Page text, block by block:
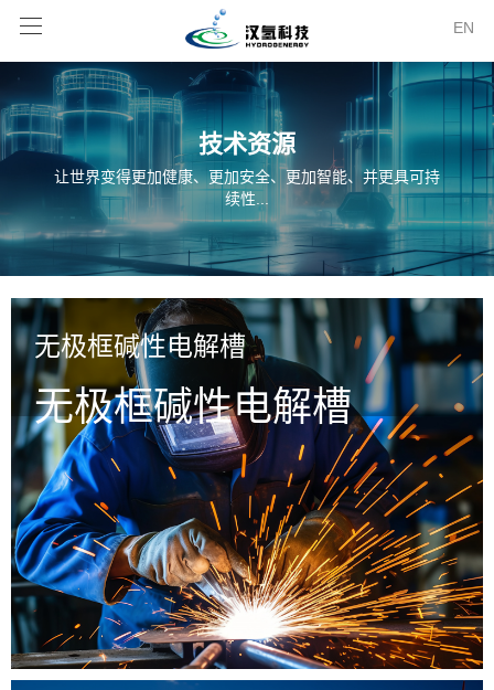
EN
技术资源
让世界变得更加健康、更加安全、更加智能、并更具可持
续性...
无极框碱性电解槽
无极框碱性电解槽